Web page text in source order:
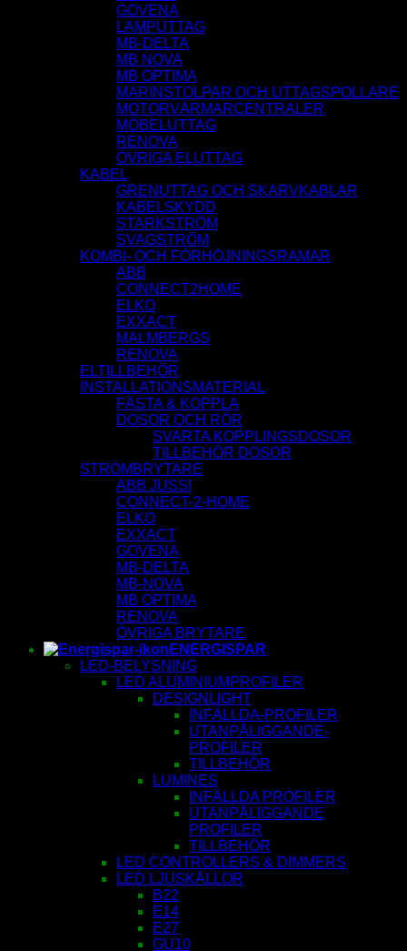
GOVENA
LAMPUTTAG
MB-DELTA
MB NOVA
MB OPTIMA
MARINSTOLPAR OCH UTTAGSPOLLARE
MOTORVÄRMARCENTRALER
MÖBELUTTAG
RENOVA
ÖVRIGA ELUTTAG
KABEL
GRENUTTAG OCH SKARVKABLAR
KABELSKYDD
STARKSTRÖM
SVAGSTRÖM
KOMBI- OCH FÖRHÖJNINGSRAMAR
ABB
CONNECT2HOME
ELKO
EXXACT
MALMBERGS
RENOVA
ELTILLBEHÖR
INSTALLATIONSMATERIAL
FÄSTA & KOPPLA
DOSOR OCH RÖR
SVARTA KOPPLINGSDOSOR
TILLBEHÖR DOSOR
STRÖMBRYTARE
ABB JUSSI
CONNECT-2-HOME
ELKO
EXXACT
GOVENA
MB-DELTA
MB-NOVA
MB OPTIMA
RENOVA
ÖVRIGA BRYTARE
ENERGISPAR
LED-BELYSNING
LED ALUMINIUMPROFILER
DESIGNLIGHT
INFÄLLDA-PROFILER
UTANPÅLIGGANDE-
PROFILER
TILLBEHÖR
LUMINES
INFÄLLDA PROFILER
UTANPÅLIGGANDE
PROFILER
TILLBEHÖR
LED CONTROLLERS & DIMMERS
LED LJUSKÄLLOR
B22
E14
E27
GU10